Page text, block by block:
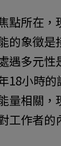
點所在
的象徵
遇多元性
18小時
相關
工作者